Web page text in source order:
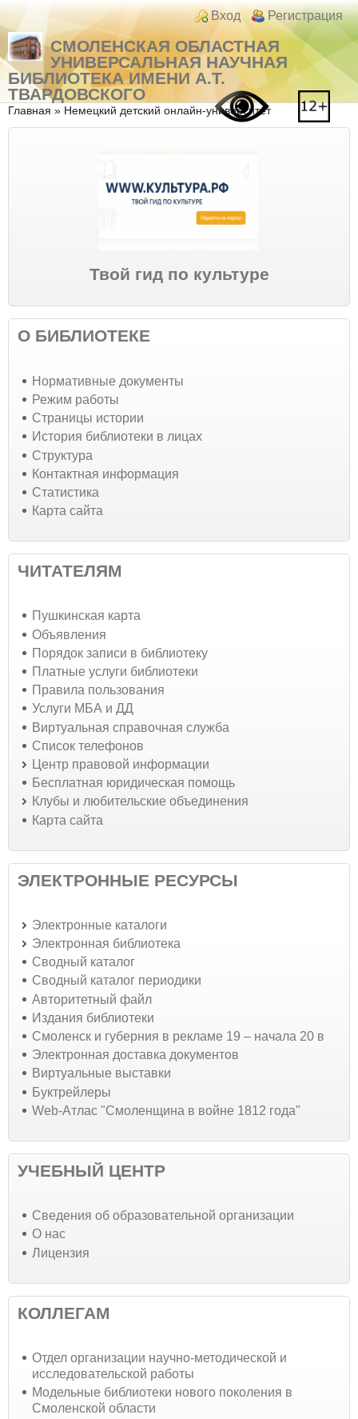
Перейти к основному содержанию
Skip to search
Login links
Вход Регистрация
СМОЛЕНСКАЯ ОБЛАСТНАЯ
УНИВЕРСАЛЬНАЯ НАУЧНАЯ
БИБЛИОТЕКА ИМЕНИ А.Т.
ТВАРДОВСКОГО
Вы здесь
Главная » Немецкий детский онлайн-университет
Твой гид по культуре
О БИБЛИОТЕКЕ
Нормативные документы
Режим работы
Страницы истории
История библиотеки в лицах
Структура
Контактная информация
Статистика
Карта сайта
ЧИТАТЕЛЯМ
Пушкинская карта
Объявления
Порядок записи в библиотеку
Платные услуги библиотеки
Правила пользования
Услуги МБА и ДД
Виртуальная справочная служба
Список телефонов
Центр правовой информации
Бесплатная юридическая помощь
Клубы и любительские объединения
Карта сайта
ЭЛЕКТРОННЫЕ РЕСУРСЫ
Электронные каталоги
Электронная библиотека
Сводный каталог
Сводный каталог периодики
Авторитетный файл
Издания библиотеки
Смоленск и губерния в рекламе 19 – начала 20 в
Электронная доставка документов
Виртуальные выставки
Буктрейлеры
Web-Атлас "Смоленщина в войне 1812 года"
УЧЕБНЫЙ ЦЕНТР
Cведения об образовательной организации
О нас
Лицензия
КОЛЛЕГАМ
Отдел организации научно-методической и
исследовательской работы
Модельные библиотеки нового поколения в
Смоленской области